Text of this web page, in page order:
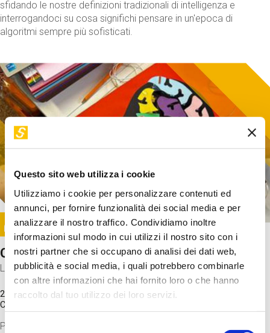
Questo sito web utilizza i cookie
Utilizziamo i cookie per personalizzare contenuti ed
annunci, per fornire funzionalità dei social media e per
analizzare il nostro traffico. Condividiamo inoltre
informazioni sul modo in cui utilizzi il nostro sito con i
nostri partner che si occupano di analisi dei dati web,
pubblicità e social media, i quali potrebbero combinarle
con altre informazioni che hai fornito loro o che hanno
raccolto dal tuo utilizzo dei loro servizi.
Selezione
sfidando le nostre definizioni tradizionali di intelligenza e
interrogandoci su cosa significhi pensare in un'epoca di
algoritmi sempre più sofisticati.
Image
SUNDAY@STEP
Come funziona il cervello?
Laboratorio
20 Set 2026 / 11:15 - 13:00
Costo
Proveremo a costruire un cervello in cartoncino cercando di